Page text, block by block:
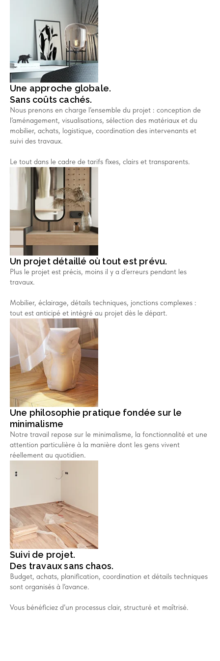
Une approche globale.
Sans coûts cachés.
Nous prenons en charge l’ensemble du projet : conception de
l’aménagement, visualisations, sélection des matériaux et du
mobilier, achats, logistique, coordination des intervenants et
suivi des travaux.
Le tout dans le cadre de tarifs fixes, clairs et transparents.
Un projet détaillé où tout est prévu.
Plus le projet est précis, moins il y a d’erreurs pendant les
travaux.
Mobilier, éclairage, détails techniques, jonctions complexes :
tout est anticipé et intégré au projet dès le départ.
Une philosophie pratique fondée sur le
minimalisme
Notre travail repose sur le minimalisme, la fonctionnalité et une
attention particulière à la manière dont les gens vivent
réellement au quotidien.
Suivi de projet.
Des travaux sans chaos.
Budget, achats, planification, coordination et détails techniques
sont organisés à l’avance.
Vous bénéficiez d’un processus clair, structuré et maîtrisé.